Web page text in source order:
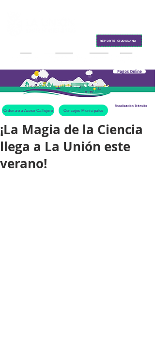
Pagos Online
Ordenanza Acoso Callejero Concejos Municipales
Fiscalización Tránsito
REPORTE CIUDADANO
¡La Magia de la Ciencia
llega a La Unión este
verano!